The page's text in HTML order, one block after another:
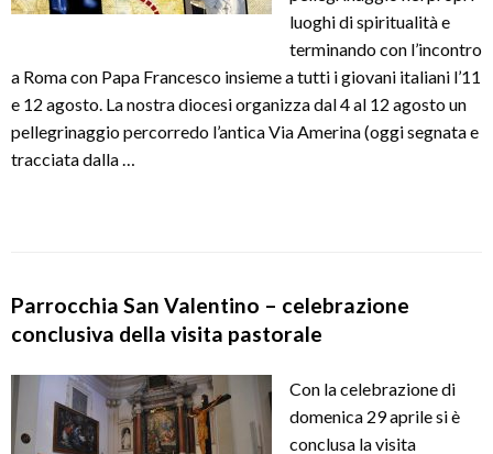
luoghi di spiritualità e
terminando con l’incontro
a Roma con Papa Francesco insieme a tutti i giovani italiani l’11
e 12 agosto. La nostra diocesi organizza dal 4 al 12 agosto un
pellegrinaggio percorredo l’antica Via Amerina (oggi segnata e
tracciata dalla …
Parrocchia San Valentino – celebrazione
conclusiva della visita pastorale
Con la celebrazione di
domenica 29 aprile si è
conclusa la visita